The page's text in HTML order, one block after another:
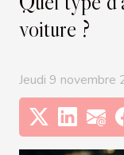
voiture ?
Jeudi 9 novembre